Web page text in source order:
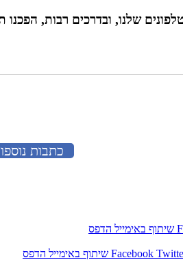
שלנו, ובדרכים רבות, הפכנו
כתבות
שיתוף באימייל הדפס
Facebook שיתוף באימייל הדפס